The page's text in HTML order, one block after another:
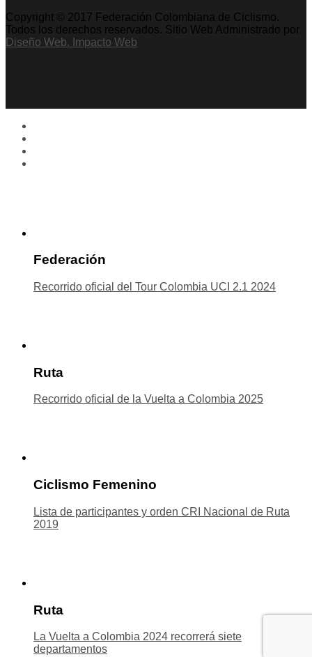
Copyright © 2017 Federación Colombiana de Ciclismo.
Todos los derechos reservados. Sitio Web Administrado por
Diseño Web. Impacto Web
Federación
Recorrido oficial del Tour Colombia UCI 2.1 2024
Ruta
Recorrido oficial de la Vuelta a Colombia 2025
Ciclismo Femenino
Lista de participantes y orden CRI Nacional de Ruta
2019
Ruta
La Vuelta a Colombia 2024 recorrerá siete
departamentos